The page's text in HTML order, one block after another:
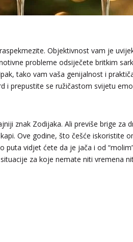
Objektivnost vam je
probleme odsiječete britkim
tako vam vaša genijalnost i
i prepustite se ružičastom svijetu
znak Zodijaka. Ali previše brige za
Ove godine, što češće iskoristite
puta vidjet ćete da je jača i od
za koje nemate niti vremena